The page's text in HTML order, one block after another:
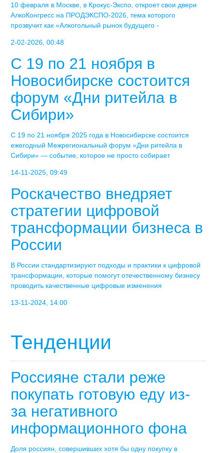
10 февраля в Москве, в Крокус-Экспо, откроет свои двери
АлкоКонгресс на ПРОДЭКСПО-2026, тема которого
прозвучит как «Алкогольный рынок будущего -
2-02-2026, 00:48
С 19 по 21 ноября в
Новосибирске состоится
форум «Дни ритейла в
Сибири»
С 19 по 21 ноября 2025 года в Новосибирске состоится
ежегодный Межрегиональный форум «Дни ритейла в
Сибири» — событие, которое не просто собирает
14-11-2025, 09:49
Роскачество внедряет
стратегии цифровой
трансформации бизнеса в
России
В России стандартизируют подходы и практики к цифровой
трансформации, которые помогут отечественному бизнесу
проводить качественные цифровые изменения
13-11-2024, 14:00
Тенденции
Россияне стали реже
покупать готовую еду из-
за негативного
информационного фона
Доля россиян, совершивших хотя бы одну покупку в